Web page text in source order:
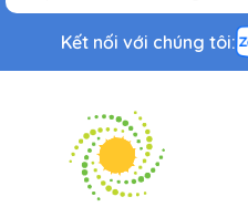
Kết nối với chúng tôi: